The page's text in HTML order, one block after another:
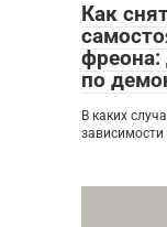
Как
фреона:
по
В каких
зависимости